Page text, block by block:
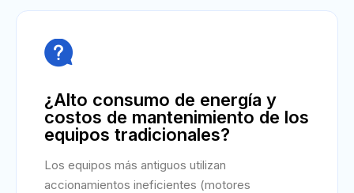

¿Alto consumo de energía y
costos de mantenimiento de los
equipos tradicionales?
Los equipos más antiguos utilizan
accionamientos ineficientes (motores